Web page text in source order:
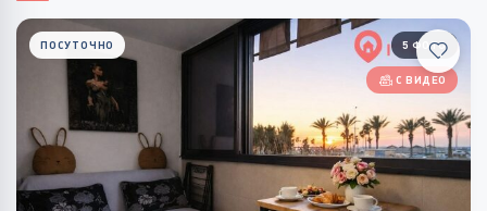
5 ФОТО
С ВИДЕО
ПОСУТОЧНО